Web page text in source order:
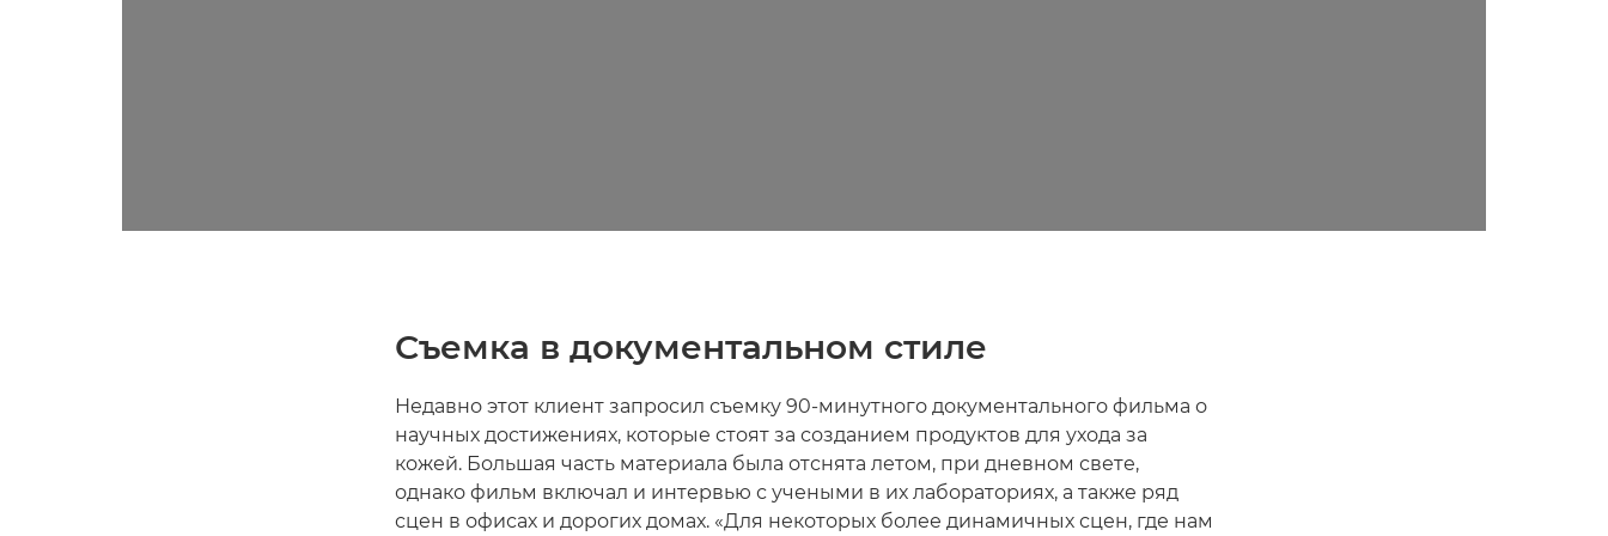
Съемка в документальном стиле
Недавно этот клиент запросил съемку 90-минутного документального фильма о
научных достижениях, которые стоят за созданием продуктов для ухода за
кожей. Большая часть материала была отснята летом, при дневном свете,
однако фильм включал и интервью с учеными в их лабораториях, а также ряд
сцен в офисах и дорогих домах. «Для некоторых более динамичных сцен, где нам